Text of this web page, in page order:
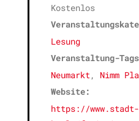
Kostenlos
Lesung
Veranstaltung-
Neumarkt , Nimm
Website:
https://